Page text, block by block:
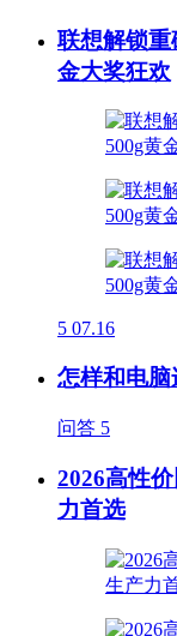
联想解锁
金大奖狂欢
5 07.16
怎样和电脑
问答 5
2026高性
力首选